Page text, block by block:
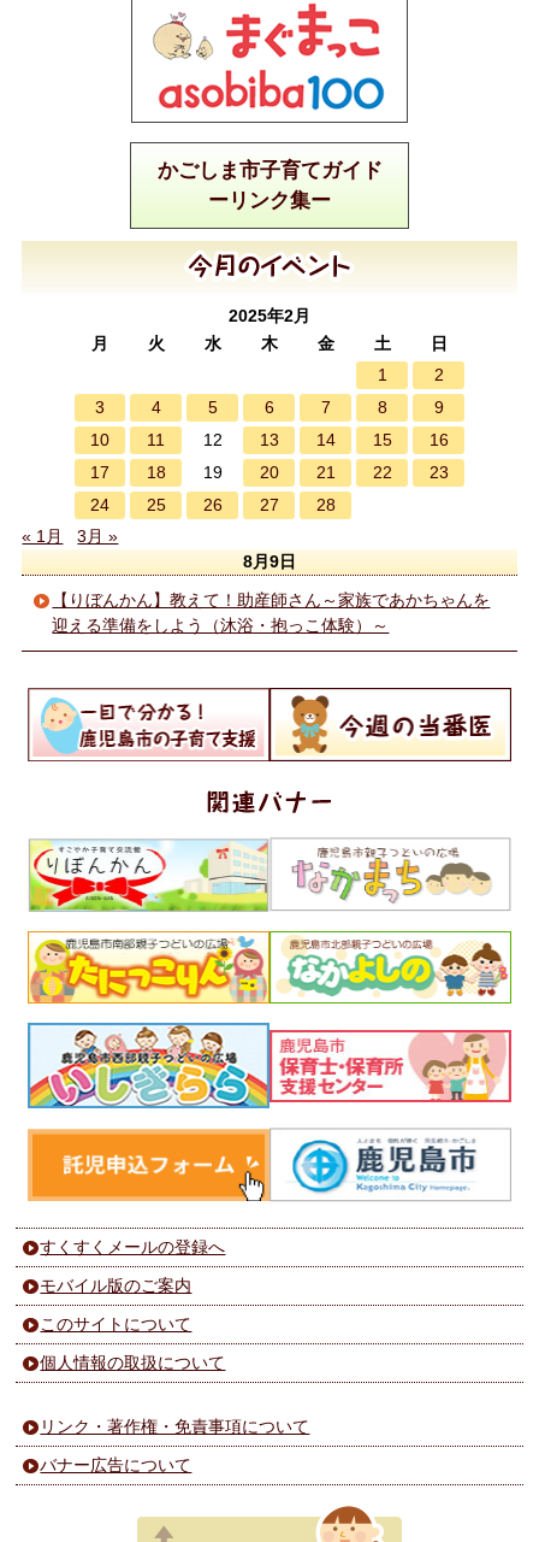
かごしま市子育てガイド
ーリンク集ー
2025年2月
月
火 水 木 金 土
日
1
2
3
4 5 6 7 8
9
10
11 12 13 14 15
16
17
18 19 20 21 22
23
24
25 26 27
28
« 1月
3月 »
8月9日
【りぼんかん】教えて！助産師さん～家族であかちゃんを
迎える準備をしよう（沐浴・抱っこ体験）～
すくすくメールの登録へ
モバイル版のご案内
このサイトについて
個人情報の取扱について
リンク・著作権・免責事項について
バナー広告について